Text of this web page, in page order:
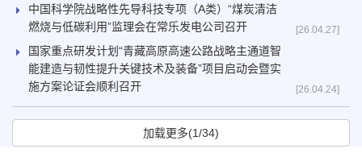
[26.04.27]
中国科学院战略性先导科技专项（A类）“煤炭清洁
燃烧与低碳利用”监理会在常乐发电公司召开
[26.04.24]
国家重点研发计划“青藏高原高速公路战略主通道智
能建造与韧性提升关键技术及装备”项目启动会暨实
施方案论证会顺利召开
加载更多(1/34)